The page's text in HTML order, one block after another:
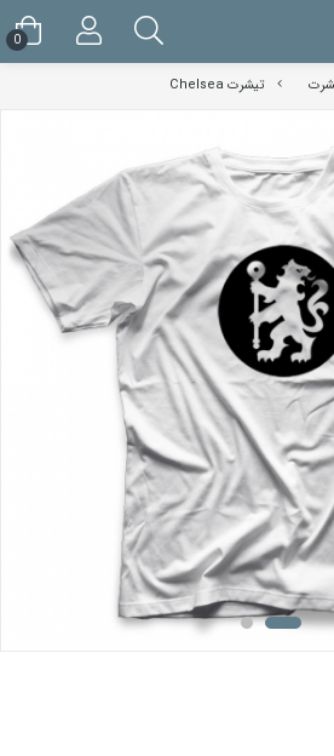
تیشرت Chelsea
0